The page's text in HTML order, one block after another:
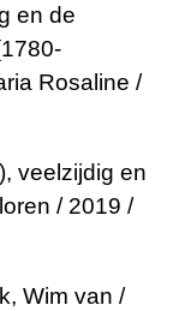
en de
Rosaline /
veelzijdig en
/ 2019 /
Wim van /